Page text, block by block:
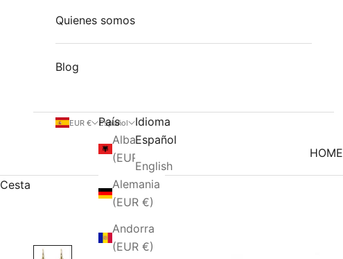
HOME
Quienes somos
Blog
EUR €
País
Albania
Alemania
(EUR €)
Andorra
(EUR €)
Español
Idioma
Español
English
Cesta